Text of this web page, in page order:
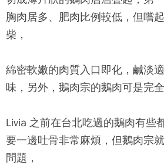
胸肉居多、肥肉比例較低，但嚐
柴，
綿密軟嫩的肉質入口即化，鹹淡
味，另外，鵝肉宗的鵝肉可是完
Livia 之前在台北吃過的鵝肉有些
要一邊吐骨非常麻煩，但鵝肉宗
問題，